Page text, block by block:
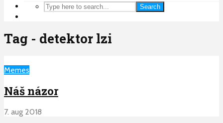
Search
Tag - detektor lzi
Memes
Náš názor
7. aug 2018